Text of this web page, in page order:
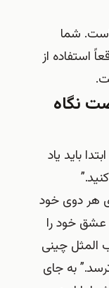
است. شما
استفاده از
نگاه
باید یاد
هر دوی خود
عشق خود را
المثل چینی
به جای